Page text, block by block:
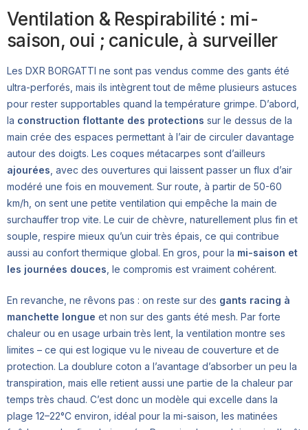
Ventilation & Respirabilité : mi-
saison, oui ; canicule, à surveiller
Les DXR BORGATTI ne sont pas vendus comme des gants été
ultra-perforés, mais ils intègrent tout de même plusieurs astuces
pour rester supportables quand la température grimpe. D’abord,
la construction flottante des protections sur le dessus de la
main crée des espaces permettant à l’air de circuler davantage
autour des doigts. Les coques métacarpes sont d’ailleurs
ajourées, avec des ouvertures qui laissent passer un flux d’air
modéré une fois en mouvement. Sur route, à partir de 50-60
km/h, on sent une petite ventilation qui empêche la main de
surchauffer trop vite. Le cuir de chèvre, naturellement plus fin et
souple, respire mieux qu’un cuir très épais, ce qui contribue
aussi au confort thermique global. En gros, pour la mi-saison et
les journées douces, le compromis est vraiment cohérent.
En revanche, ne rêvons pas : on reste sur des gants racing à
manchette longue et non sur des gants été mesh. Par forte
chaleur ou en usage urbain très lent, la ventilation montre ses
limites – ce qui est logique vu le niveau de couverture et de
protection. La doublure coton a l’avantage d’absorber un peu la
transpiration, mais elle retient aussi une partie de la chaleur par
temps très chaud. C’est donc un modèle qui excelle dans la
plage 12–22°C environ, idéal pour la mi-saison, les matinées